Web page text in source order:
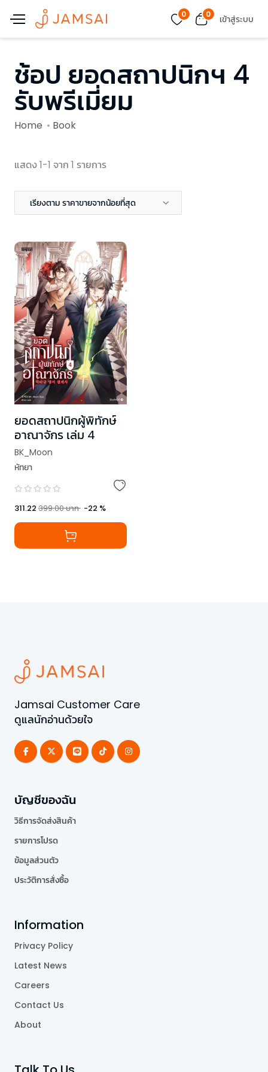
0 0 เข้าสู่ระบบ
ช้อป ยอดสถาปนิกฯ 4
รับพรีเมี่ยม
Home Book
แสดง 1-1 จาก 1 รายการ
เรียงตาม ราคาขายจากน้อยที่สุด
ยอดสถาปนิกผู้พิทักษ์
อาณาจักร เล่ม 4
BK_Moon
หัทยา
311.22 399.00บาท -22 %
Jamsai Customer Care
ดูแลนักอ่านด้วยใจ
บัญชีของฉัน
วิธีการจัดส่งสินค้า
รายการโปรด
ข้อมูลส่วนตัว
ประวัติการสั่งซื้อ
Information
Privacy Policy
Latest News
Careers
Contact Us
About